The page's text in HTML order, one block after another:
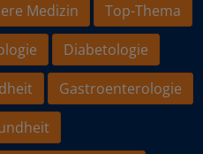
Medizin
Top-Thema
Diabetologie
Gastroenterologie